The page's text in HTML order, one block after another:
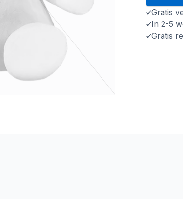
Gratis
In 2-5
Gratis